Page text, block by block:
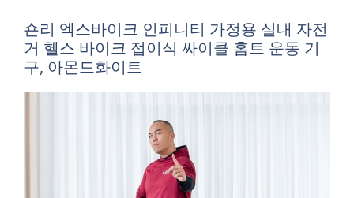
숀리 엑스바이크 인피니티 가정용 실내 자전
거 헬스 바이크 접이식 싸이클 홈트 운동 기
구, 아몬드화이트